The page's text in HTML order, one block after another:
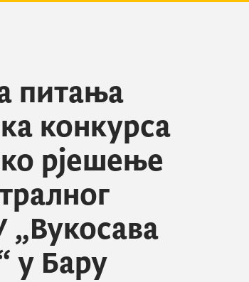
питања
конкурса
рјешење
„Вукосава
у Бару